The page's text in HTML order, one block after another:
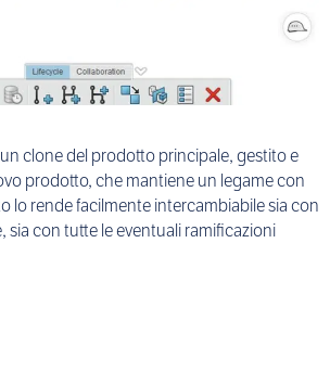
clone del prodotto principale, gestito e
prodotto, che mantiene un legame con
lo rende facilmente intercambiabile sia con
sia con tutte le eventuali ramificazioni